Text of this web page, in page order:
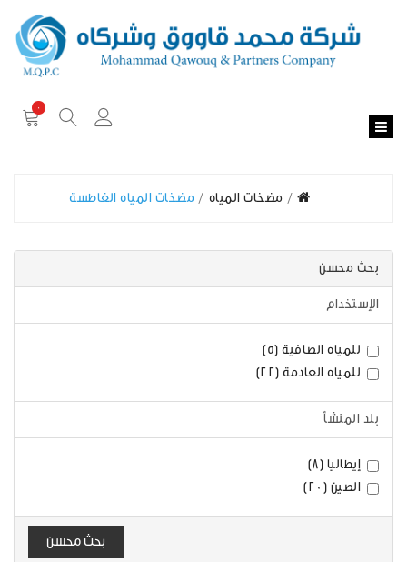
0
مضخات المياه مضخات المياه الغاطسة
بحث محسن
الإستخدام
للمياه الصافية (5)
للمياه العادمة (22)
بلد المنشأ
إيطاليا (8)
الصين (20)
بحث محسن